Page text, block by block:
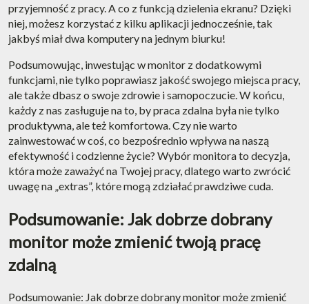
przyjemność z pracy. A co z funkcją dzielenia ekranu? Dzięki
niej, możesz korzystać z kilku aplikacji jednocześnie, tak
jakbyś miał dwa komputery na jednym biurku!
Podsumowując, inwestując w monitor z dodatkowymi
funkcjami, nie tylko poprawiasz jakość swojego miejsca pracy,
ale także dbasz o swoje zdrowie i samopoczucie. W końcu,
każdy z nas zasługuje na to, by praca zdalna była nie tylko
produktywna, ale też komfortowa. Czy nie warto
zainwestować w coś, co bezpośrednio wpływa na naszą
efektywność i codzienne życie? Wybór monitora to decyzja,
która może zaważyć na Twojej pracy, dlatego warto zwrócić
uwagę na „extras”, które mogą zdziałać prawdziwe cuda.
Podsumowanie: Jak dobrze dobrany
monitor może zmienić twoją pracę
zdalną
Podsumowanie: Jak dobrze dobrany monitor może zmienić